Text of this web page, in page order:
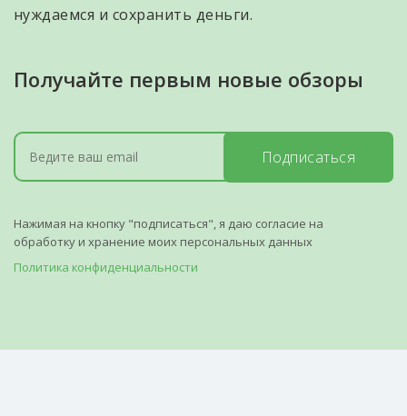
нуждаемся и сохранить деньги.
Получайте первым новые обзоры
Подписаться
Нажимая на кнопку "подписаться", я даю согласие на
обработку и хранение моих персональных данных
Политика конфиденциальности